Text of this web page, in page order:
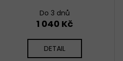
Do 3 dnů
1 040 Kč
DETAIL